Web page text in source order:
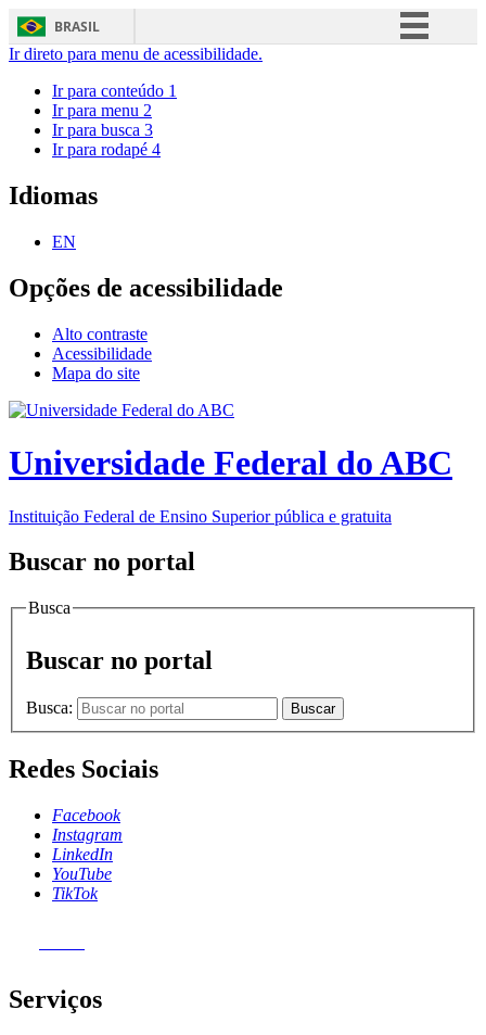
BRASIL
Ir direto para menu de acessibilidade.
Ir para conteúdo 1
Ir para menu 2
Ir para busca 3
Ir para rodapé 4
Idiomas
EN
Opções de acessibilidade
Alto contraste
Acessibilidade
Mapa do site
Universidade Federal do ABC
Instituição Federal de Ensino Superior pública e gratuita
Buscar no portal
Busca
Buscar no portal
Busca: Buscar
Redes Sociais
Facebook
Instagram
LinkedIn
YouTube
TikTok
Serviços